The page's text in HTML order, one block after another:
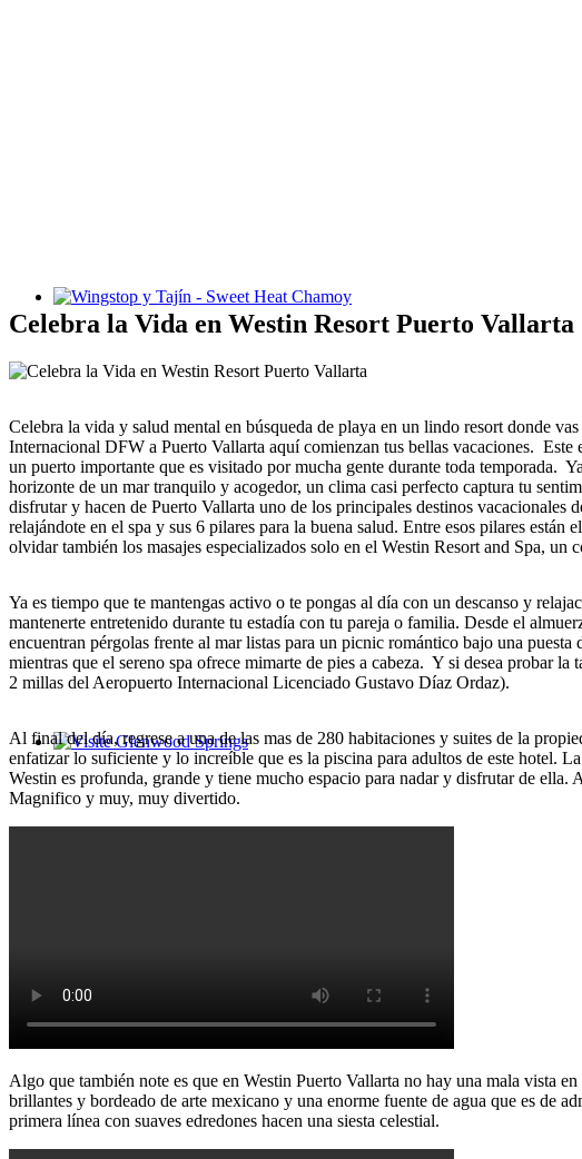
Wingstop y Tajín - Sweet Heat Chamoy
Glenwood Springs - Bello y Encantador
Celebra la Vida en Westin Resort Puerto Vallarta
Celebra la vida y salud mental en búsqueda de playa en un lindo resort donde
Internacional DFW a Puerto Vallarta aquí comienzan tus bellas vacaciones.
un puerto importante que es visitado por mucha gente durante toda temporada.
horizonte de un mar tranquilo y acogedor, un clima casi perfecto captura tu
disfrutar y hacen de Puerto Vallarta uno de los principales destinos vacacionales
relajándote en el spa y sus 6 pilares para la buena salud. Entre esos pilares
olvidar también los masajes especializados solo en el Westin Resort and Spa,
Ya es tiempo que te mantengas activo o te pongas al día con un descanso y
mantenerte entretenido durante tu estadía con tu pareja o familia. Desde el
encuentran pérgolas frente al mar listas para un picnic romántico bajo una
mientras que el sereno spa ofrece mimarte de pies a cabeza. Y si desea probar
2 millas del Aeropuerto Internacional Licenciado Gustavo Díaz Ordaz).
Al final del día, regrese a una de las mas de 280 habitaciones y suites de la
enfatizar lo suficiente y lo increíble que es la piscina para adultos de este hotel.
Westin es profunda, grande y tiene mucho espacio para nadar y disfrutar de
Magnifico y muy, muy divertido.
Algo que también note es que en Westin Puerto Vallarta no hay una mala vista
brillantes y bordeado de arte mexicano y una enorme fuente de agua que es de
primera línea con suaves edredones hacen una siesta celestial.